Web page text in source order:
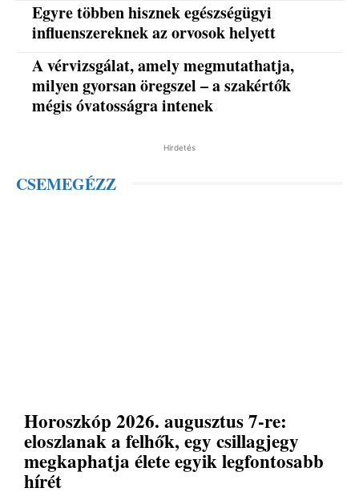
Egyre többen hisznek egészségügyi
influenszereknek az orvosok helyett
A vérvizsgálat, amely megmutathatja,
milyen gyorsan öregszel – a szakértők
mégis óvatosságra intenek
Hirdetés
CSEMEGÉZZ
Horoszkóp 2026. augusztus 7-re:
eloszlanak a felhők, egy csillagjegy
megkaphatja élete egyik legfontosabb
hírét